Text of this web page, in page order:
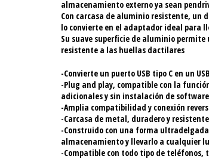
almacenamiento externo ya sean
Con carcasa de aluminio resistente,
lo convierte en el adaptador ideal para
Su suave superficie de aluminio
resistente a las huellas dactilares
-Convierte un puerto USB tipo C en un
-Plug and play, compatible con la
adicionales y sin instalación de software
-Amplia compatibilidad y conexión
-Carcasa de metal, duradero y
-Construido con una forma
almacenamiento y llevarlo a cualquier
-Compatible con todo tipo de